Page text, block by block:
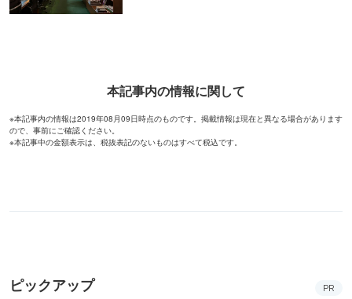
本記事内の情報に関して
※本記事内の情報は2019年08月09日時点のものです。掲載情報は現在と異なる場合があります
ので、事前にご確認ください。
※本記事中の金額表示は、税抜表記のないものはすべて税込です。
ピックアップ PR